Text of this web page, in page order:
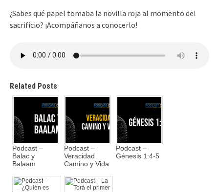
¿Sabes qué papel tomaba la novilla roja al momento del
sacrificio? ¡Acompáñanos a conocerlo!
Related Posts
Podcast –
Balac y
Balaam
Podcast –
Veracidad
Camino y Vida
Podcast –
Génesis 1:4-5